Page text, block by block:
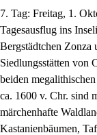
7. Tag: Freitag, 1.
Tagesausflug ins
Bergstädtchen Zonza
Siedlungsstätten von
beiden
ca. 1600 v. Chr. sind
märchenhafte
Kastanienbäumen,